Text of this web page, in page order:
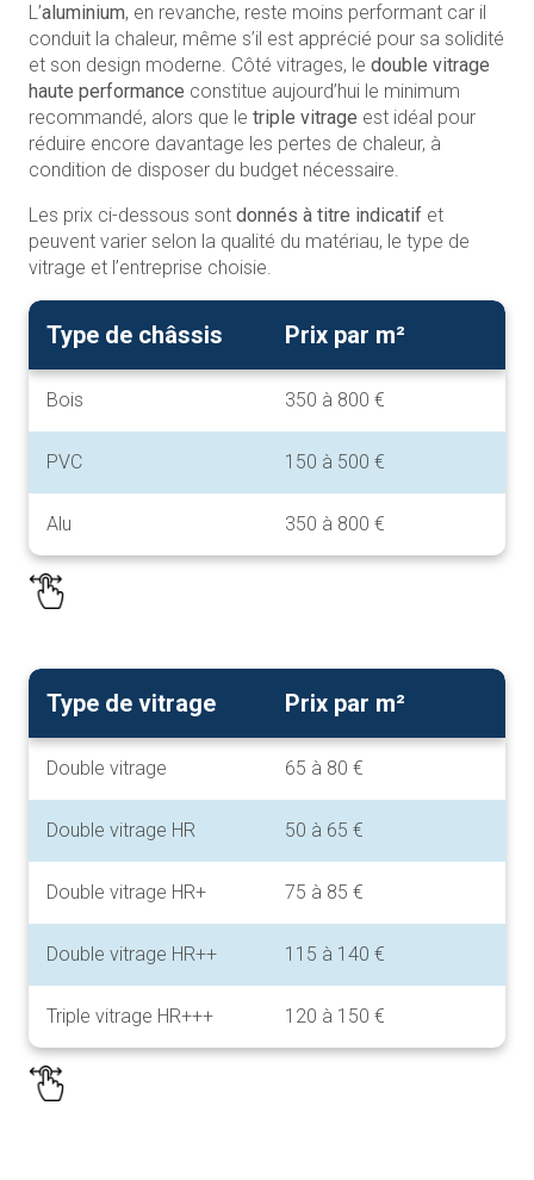
L’aluminium, en revanche, reste moins performant car il
conduit la chaleur, même s’il est apprécié pour sa solidité
et son design moderne. Côté vitrages, le double vitrage
haute performance constitue aujourd’hui le minimum
recommandé, alors que le triple vitrage est idéal pour
réduire encore davantage les pertes de chaleur, à
condition de disposer du budget nécessaire.
Les prix ci-dessous sont donnés à titre indicatif et
peuvent varier selon la qualité du matériau, le type de
vitrage et l’entreprise choisie.
Type de châssis Prix par m²
Bois 350 à 800 €
PVC 150 à 500 €
Alu 350 à 800 €
Type de vitrage Prix par m²
Double vitrage 65 à 80 €
Double vitrage HR 50 à 65 €
Double vitrage HR+ 75 à 85 €
Double vitrage HR++ 115 à 140 €
Triple vitrage HR+++ 120 à 150 €